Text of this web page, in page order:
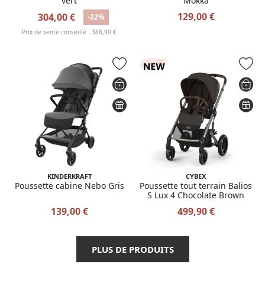
304,00 € -22%
Prix de vente conseillé : 388,90 €
129,00 €
KINDERKRAFT
Poussette cabine Nebo Gris
139,00 €
CYBEX
Poussette tout terrain Balios
S Lux 4 Chocolate Brown
499,90 €
PLUS DE PRODUITS